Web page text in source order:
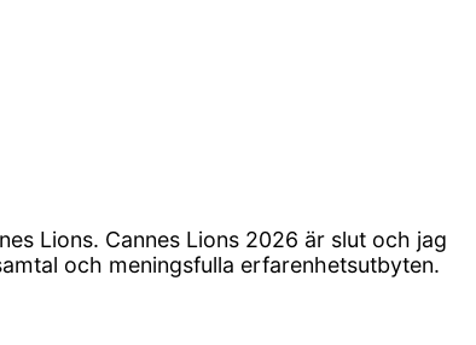
Lions. Cannes Lions 2026 är slut och jag
och meningsfulla erfarenhetsutbyten.